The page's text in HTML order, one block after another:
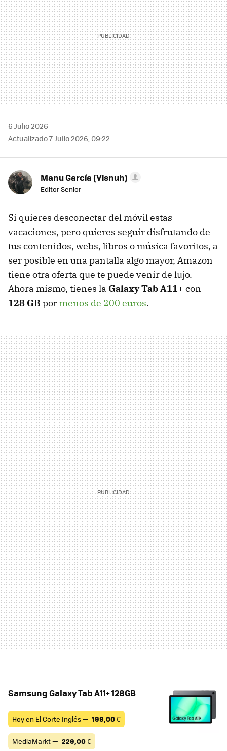
6 Julio 2026
Actualizado 7 Julio 2026, 09:22
Manu García (Visnuh)
Editor Senior
Si quieres desconectar del móvil estas
vacaciones, pero quieres seguir disfrutando de
tus contenidos, webs, libros o música favoritos, a
ser posible en una pantalla algo mayor, Amazon
tiene otra oferta que te puede venir de lujo.
Ahora mismo, tienes la Galaxy Tab A11+ con
128 GB por menos de 200 euros.
Samsung Galaxy Tab A11+ 128GB
Hoy en El Corte Inglés — 199,00€
MediaMarkt — 229,00€